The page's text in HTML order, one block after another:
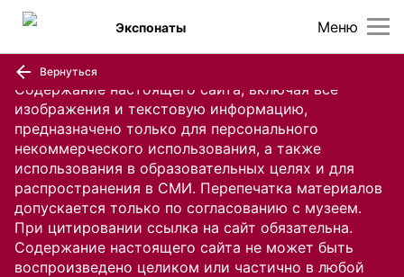
Содержание настоящего сайта, включая все
изображения и текстовую информацию,
предназначено только для персонального
некоммерческого использования, а также
использования в образовательных целях и для
распространения в СМИ. Перепечатка материалов
допускается только по согласованию с музеем.
При цитировании ссылка на сайт обязательна.
Содержание настоящего сайта не может быть
воспроизведено целиком или частично в любой
Меню
Экспонаты
Вернуться